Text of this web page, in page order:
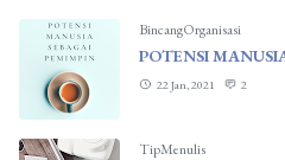
BincangOrganisasi
POTENSI
22 Jan, 2021 2
TipMenulis